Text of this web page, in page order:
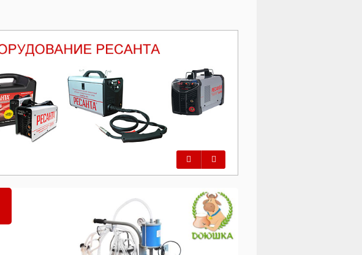
Предыдущий
Следующий